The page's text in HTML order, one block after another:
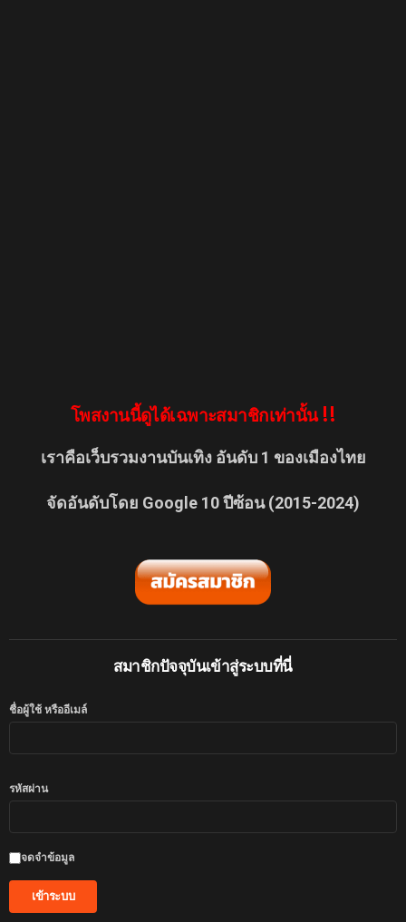
โพสงานนี้ดูได้เฉพาะสมาชิกเท่านั้น !!
เราคือเว็บรวมงานบันเทิง อันดับ 1 ของเมืองไทย
จัดอันดับโดย Google 10 ปีซ้อน (2015-2024)
สมาชิกปัจจุบันเข้าสู่ระบบที่นี่
ชื่อผู้ใช้ หรืออีเมล์
รหัสผ่าน
จดจำข้อมูล